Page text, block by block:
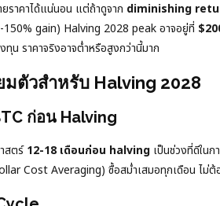
ยราคาได้แน่นอน แต่ถ้าดูจาก diminishing
150% gain) Halving 2028 peak อาจอยู่ที่
ทุน ราคาจริงอาจต่ำหรือสูงกว่านี้มาก
มตัวสำหรับ Halving 2028
ก่อน Halving
สตร์12-18 เดือนก่อน halving เป็นช่วงที่ดีใน
Cost Averaging) ซื้อสม่ำเสมอทุกเดือน ไม่